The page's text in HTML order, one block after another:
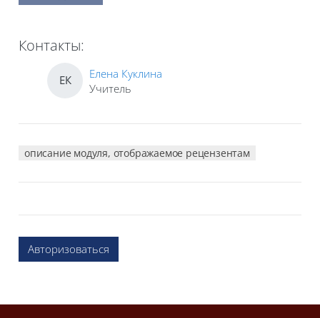
Контакты:
ЕК
Елена Куклина
Учитель
описание модуля, отображаемое рецензентам
Авторизоваться